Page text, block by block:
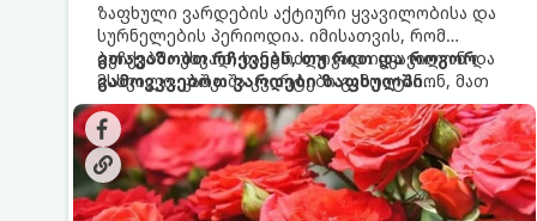
ზაფხული ვარდების აქტიური ყვავილობისა და
სურნელების პერიოდია. იმისათვის, რომ
ბუჩქებმა უხვად, ხანგრძლივად იყვავილონ და
მსხვილი, კაშკაშა კვირტები გამოიტანონ, მათ
რეგულარული და სწორი გამოკვება
სჭირდებათ. ზაფხულის პერიოდში მცენარის
მოთხოვნილებები იცვლება, ამიტომ
მნიშვნელოვანია ვიცოდეთ, რომელი სასუქები
გამოიყენება ამ დროს.
გთავაზობთ რჩევებს, თუ რით და როგორ
გამოვკვებოთ ვარდები ზაფხულში
საუკეთესო შედეგის მისაღწევად: